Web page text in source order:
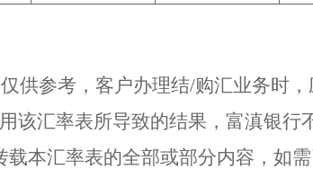
供参考，客户办理结/购汇业务时
该汇率表所导致的结果，富滇银行
本汇率表的全部或部分内容，如